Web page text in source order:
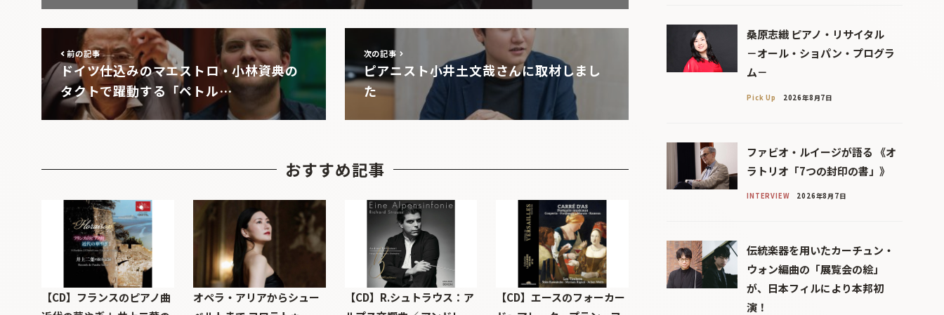
前の記事
ドイツ仕込みのマエストロ・小林資典の
タクトで躍動する「ペトル…
次の記事
ピアニスト小井土文哉さんに取材しまし
た
おすすめ記事
【CD】フランスのピアノ曲
オペラ・アリアからシュー
【CD】R.シュトラウス：ア
【CD】エースのフォーカー
桑原志織 ピアノ・リサイタル
－オール・ショパン・プログラ
ム－
Pick Up 2026年8月7日
ファビオ・ルイージが語る 《オ
ラトリオ「7つの封印の書」》
INTERVIEW 2026年8月7日
伝統楽器を用いたカーチュン・
ウォン編曲の「展覧会の絵」
が、日本フィルにより本邦初
演！